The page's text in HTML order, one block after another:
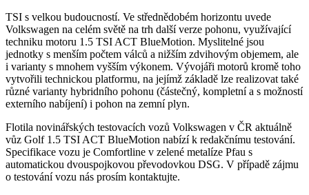
TSI s velkou budoucností. Ve střednědobém horizontu uvede
Volkswagen na celém světě na trh další verze pohonu, využívající
techniku motoru 1.5 TSI ACT BlueMotion. Myslitelné jsou
jednotky s menším počtem válců a nižším zdvihovým objemem, ale
i varianty s mnohem vyšším výkonem. Vývojáři motorů kromě toho
vytvořili technickou platformu, na jejímž základě lze realizovat také
různé varianty hybridního pohonu (částečný, kompletní a s možností
externího nabíjení) i pohon na zemní plyn.
Flotila novinářských testovacích vozů Volkswagen v ČR aktuálně
vůz Golf 1.5 TSI ACT BlueMotion nabízí k redakčnímu testování.
Specifikace vozu je Comfortline v zelené metalíze Pfau s
automatickou dvouspojkovou převodovkou DSG. V případě zájmu
o testování vozu nás prosím kontaktujte.